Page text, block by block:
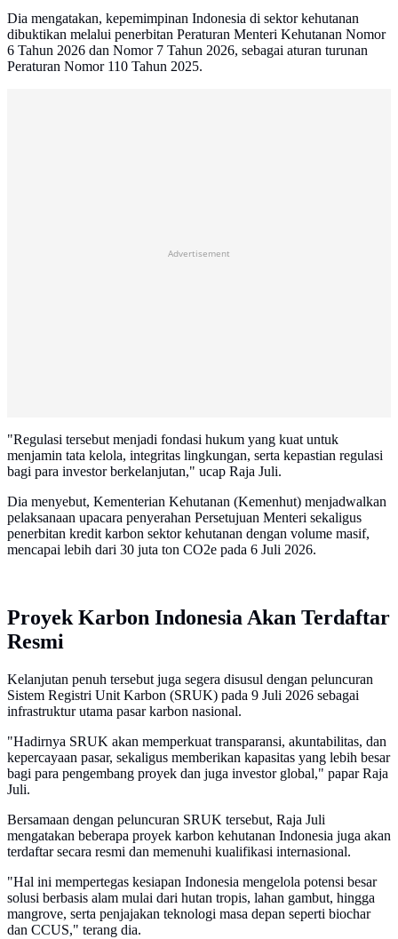
Dia mengatakan, kepemimpinan Indonesia di sektor kehutanan
dibuktikan melalui penerbitan Peraturan Menteri Kehutanan Nomor
6 Tahun 2026 dan Nomor 7 Tahun 2026, sebagai aturan turunan
Peraturan Nomor 110 Tahun 2025.
Advertisement
"Regulasi tersebut menjadi fondasi hukum yang kuat untuk
menjamin tata kelola, integritas lingkungan, serta kepastian regulasi
bagi para investor berkelanjutan," ucap Raja Juli.
Dia menyebut, Kementerian Kehutanan (Kemenhut) menjadwalkan
pelaksanaan upacara penyerahan Persetujuan Menteri sekaligus
penerbitan kredit karbon sektor kehutanan dengan volume masif,
mencapai lebih dari 30 juta ton CO2e pada 6 Juli 2026.
Proyek Karbon Indonesia Akan Terdaftar
Resmi
Kelanjutan penuh tersebut juga segera disusul dengan peluncuran
Sistem Registri Unit Karbon (SRUK) pada 9 Juli 2026 sebagai
infrastruktur utama pasar karbon nasional.
"Hadirnya SRUK akan memperkuat transparansi, akuntabilitas, dan
kepercayaan pasar, sekaligus memberikan kapasitas yang lebih besar
bagi para pengembang proyek dan juga investor global," papar Raja
Juli.
Bersamaan dengan peluncuran SRUK tersebut, Raja Juli
mengatakan beberapa proyek karbon kehutanan Indonesia juga akan
terdaftar secara resmi dan memenuhi kualifikasi internasional.
"Hal ini mempertegas kesiapan Indonesia mengelola potensi besar
solusi berbasis alam mulai dari hutan tropis, lahan gambut, hingga
mangrove, serta penjajakan teknologi masa depan seperti biochar
dan CCUS," terang dia.